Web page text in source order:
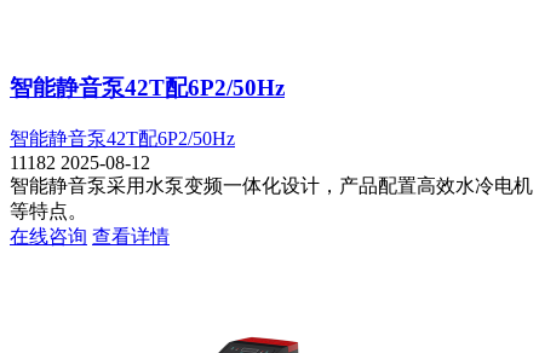
智能静音泵42T配6P2/50Hz
智能静音泵42T配6P2/50Hz
11182 2025-08-12
智能静音泵采用水泵变频一体化设计，产品配置高效水冷电
等特点。
在线咨询 查看详情